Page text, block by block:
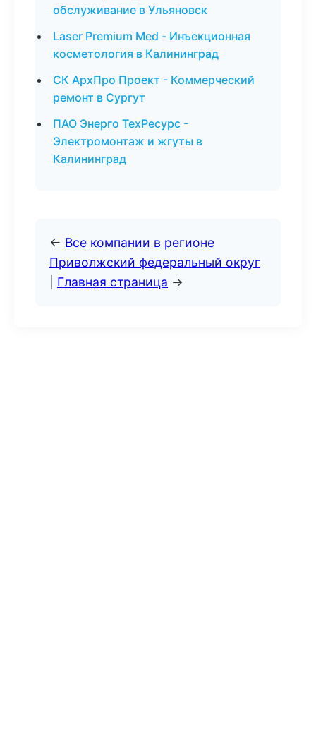
обслуживание в Ульяновск
Laser Premium Med - Инъекционная
косметология в Калининград
СК АрхПро Проект - Коммерческий
ремонт в Сургут
ПАО Энерго ТехРесурс -
Электромонтаж и жгуты в
Калининград
← Все компании в регионе
Приволжский федеральный округ
Главная страница →